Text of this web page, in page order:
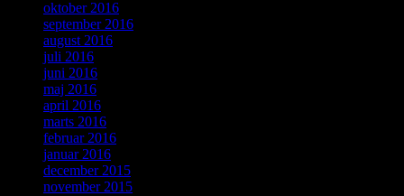
oktober 2016
september 2016
august 2016
juli 2016
juni 2016
maj 2016
april 2016
marts 2016
februar 2016
januar 2016
december 2015
november 2015